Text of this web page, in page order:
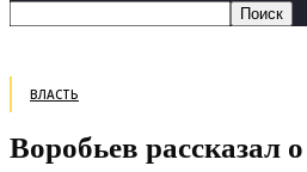
ВЛАСТЬ
Воробьев рассказал